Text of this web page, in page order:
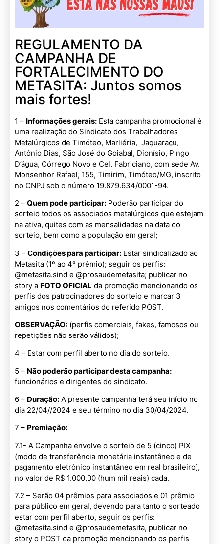
REGULAMENTO DA
CAMPANHA DE
FORTALECIMENTO DO
METASITA: Juntos somos
mais fortes!
1 – Informações gerais: Esta campanha promocional é
uma realização do Sindicato dos Trabalhadores
Metalúrgicos de Timóteo, Marliéria, Jaguaraçu,
Antônio Dias, São José do Goiabal, Dionísio, Pingo
D’água, Córrego Novo e Cel. Fabriciano, com sede Av.
Monsenhor Rafael, 155, Timirim, Timóteo/MG, inscrito
no CNPJ sob o número 19.879.634/0001-94.
2 – Quem pode participar: Poderão participar do
sorteio todos os associados metalúrgicos que estejam
na ativa, quites com as mensalidades na data do
sorteio, bem como a população em geral;
3 – Condições para participar: Estar sindicalizado ao
Metasita (1º ao 4º prêmio); seguir os perfis:
@metasita.sind e @prosaudemetasita; publicar no
story a FOTO OFICIAL da promoção mencionando os
perfis dos patrocinadores do sorteio e marcar 3
amigos nos comentários do referido POST.
OBSERVAÇÃO: (perfis comerciais, fakes, famosos ou
repetições não serão válidos);
4 – Estar com perfil aberto no dia do sorteio.
5 – Não poderão participar desta campanha:
funcionários e dirigentes do sindicato.
6 – Duração: A presente campanha terá seu início no
dia 22/04//2024 e seu término no dia 30/04/2024.
7 – Premiação:
7.1- A Campanha envolve o sorteio de 5 (cinco) PIX
(modo de transferência monetária instantâneo e de
pagamento eletrônico instantâneo em real brasileiro),
no valor de R$ 1.000,00 (hum mil reais) cada.
7.2 – Serão 04 prêmios para associados e 01 prêmio
para público em geral, devendo para tanto o sorteado
estar com perfil aberto, seguir os perfis:
@metasita.sind e @prosaudemetasita, publicar no
story o POST da promoção mencionando os perfis